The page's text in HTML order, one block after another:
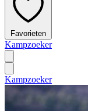
Favorieten
Kampzoeker
Kampzoeker